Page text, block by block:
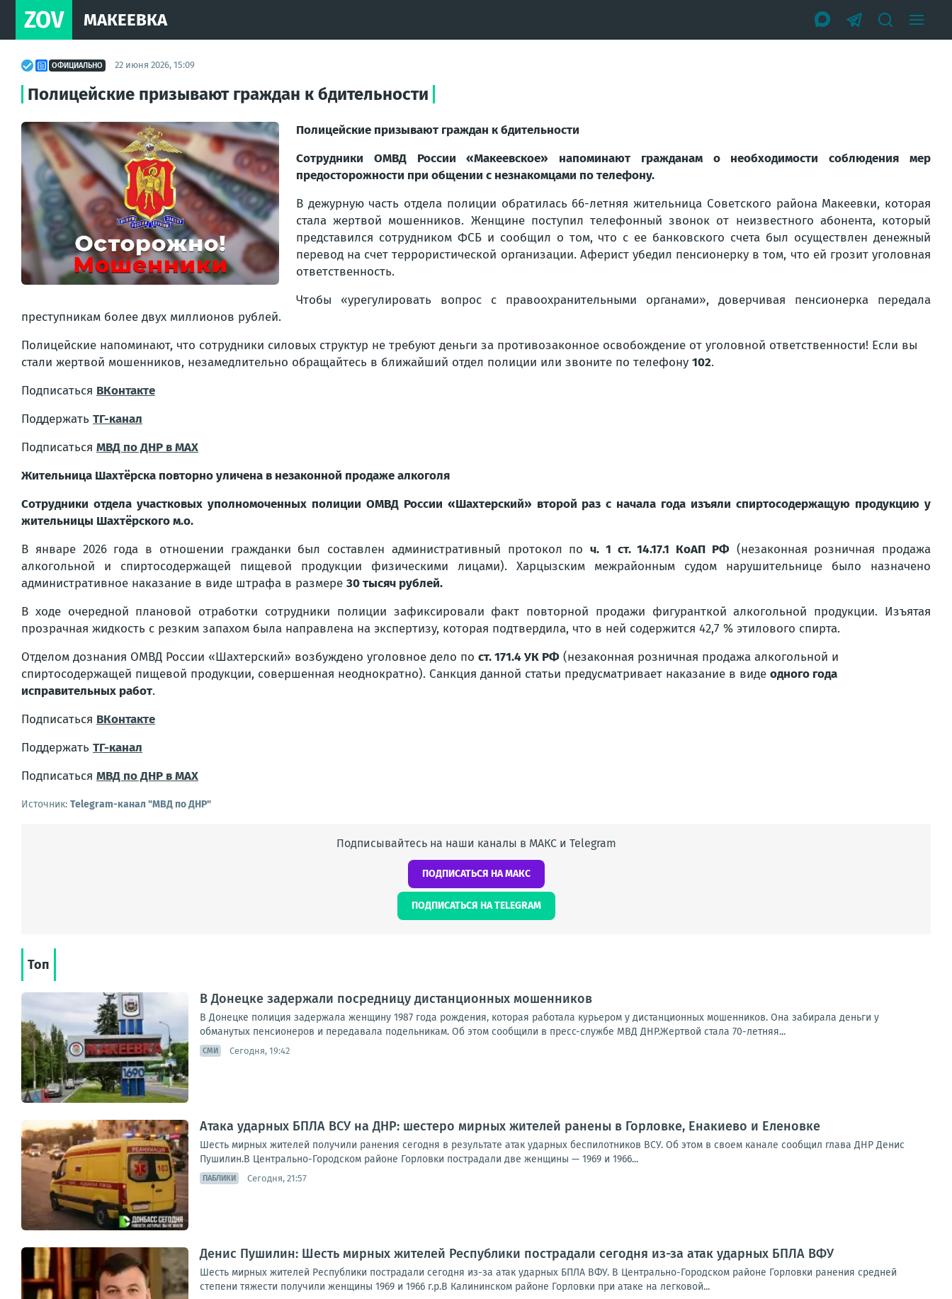
ZOV МАКЕЕВКА
ОФИЦИАЛЬНО 22 июня 2026, 15:09
Полицейские призывают граждан к бдительности
Полицейские призывают граждан к бдительности
Сотрудники ОМВД России «Макеевское» напоминают гражданам о необходимости соблюдения мер
предосторожности при общении с незнакомцами по телефону.
В дежурную часть отдела полиции обратилась 66-летняя жительница Советского района Макеевки, которая
стала жертвой мошенников. Женщине поступил телефонный звонок от неизвестного абонента, который
представился сотрудником ФСБ и сообщил о том, что с ее банковского счета был осуществлен денежный
перевод на счет террористической организации. Аферист убедил пенсионерку в том, что ей грозит уголовная
ответственность.
Чтобы «урегулировать вопрос с правоохранительными органами», доверчивая пенсионерка передала
преступникам более двух миллионов рублей.
Полицейские напоминают, что сотрудники силовых структур не требуют деньги за противозаконное освобождение от уголовной ответственности! Если вы
стали жертвой мошенников, незамедлительно обращайтесь в ближайший отдел полиции или звоните по телефону 102.
Подписаться ВКонтакте
Поддержать ТГ-канал
Подписаться МВД по ДНР в MAX
Жительница Шахтёрска повторно уличена в незаконной продаже алкоголя
Сотрудники отдела участковых уполномоченных полиции ОМВД России «Шахтерский» второй раз с начала года изъяли спиртосодержащую продукцию у
жительницы Шахтёрского м.о.
В январе 2026 года в отношении гражданки был составлен административный протокол по ч. 1 ст. 14.17.1 КоАП РФ (незаконная розничная продажа
алкогольной и спиртосодержащей пищевой продукции физическими лицами). Харцызским межрайонным судом нарушительнице было назначено
административное наказание в виде штрафа в размере 30 тысяч рублей.
В ходе очередной плановой отработки сотрудники полиции зафиксировали факт повторной продажи фигуранткой алкогольной продукции. Изъятая
прозрачная жидкость с резким запахом была направлена на экспертизу, которая подтвердила, что в ней содержится 42,7 % этилового спирта.
Отделом дознания ОМВД России «Шахтерский» возбуждено уголовное дело по ст. 171.4 УК РФ (незаконная розничная продажа алкогольной и
спиртосодержащей пищевой продукции, совершенная неоднократно). Санкция данной статьи предусматривает наказание в виде одного года
исправительных работ.
Подписаться ВКонтакте
Поддержать ТГ-канал
Подписаться МВД по ДНР в MAX
Источник: Telegram-канал "МВД по ДНР"
Подписывайтесь на наши каналы в МАКС и Telegram
ПОДПИСАТЬСЯ НА МАКС
ПОДПИСАТЬСЯ НА TELEGRAM
Топ
В Донецке задержали посредницу дистанционных мошенников
В Донецке полиция задержала женщину 1987 года рождения, которая работала курьером у дистанционных мошенников. Она забирала деньги у
обманутых пенсионеров и передавала подельникам. Об этом сообщили в пресс-службе МВД ДНР.Жертвой стала 70-летняя...
СМИ Сегодня, 19:42
Атака ударных БПЛА ВСУ на ДНР: шестеро мирных жителей ранены в Горловке, Енакиево и Еленовке
Шесть мирных жителей получили ранения сегодня в результате атак ударных беспилотников ВСУ. Об этом в своем канале сообщил глава ДНР Денис
Пушилин.В Центрально-Городском районе Горловки пострадали две женщины — 1969 и 1966...
ПАБЛИКИ Сегодня, 21:57
Денис Пушилин: Шесть мирных жителей Республики пострадали сегодня из-за атак ударных БПЛА ВФУ
Шесть мирных жителей Республики пострадали сегодня из-за атак ударных БПЛА ВФУ. В Центрально-Городском районе Горловки ранения средней
степени тяжести получили женщины 1969 и 1966 г.р.В Калининском районе Горловки при атаке на легковой...